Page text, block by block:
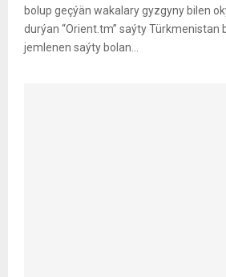
bolup geçýän wakalary gyzgyny bilen
durýan “Orient.tm” saýty Türkmenistan
jemlenen saýty bolan...